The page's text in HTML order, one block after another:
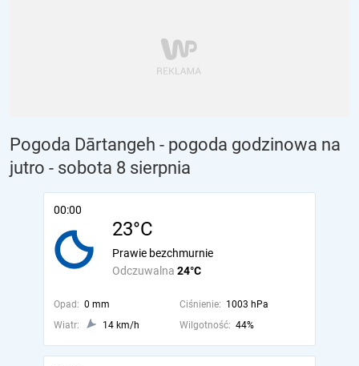
Pogoda Dārtangeh - pogoda godzinowa na
jutro - sobota 8 sierpnia
00:00
23°C
Odczuwalna 24°C
Prawie bezchmurnie
Opad: 0 mm Ciśnienie: 1003 hPa
Wiatr:
14 km/h Wilgotność: 44%